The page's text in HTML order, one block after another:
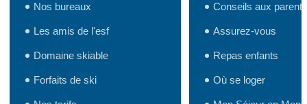
Nos bureaux
Les amis de l'esf
Domaine skiable
Forfaits de ski
Conseils aux parents
Assurez-vous
Repas enfants
Où se loger